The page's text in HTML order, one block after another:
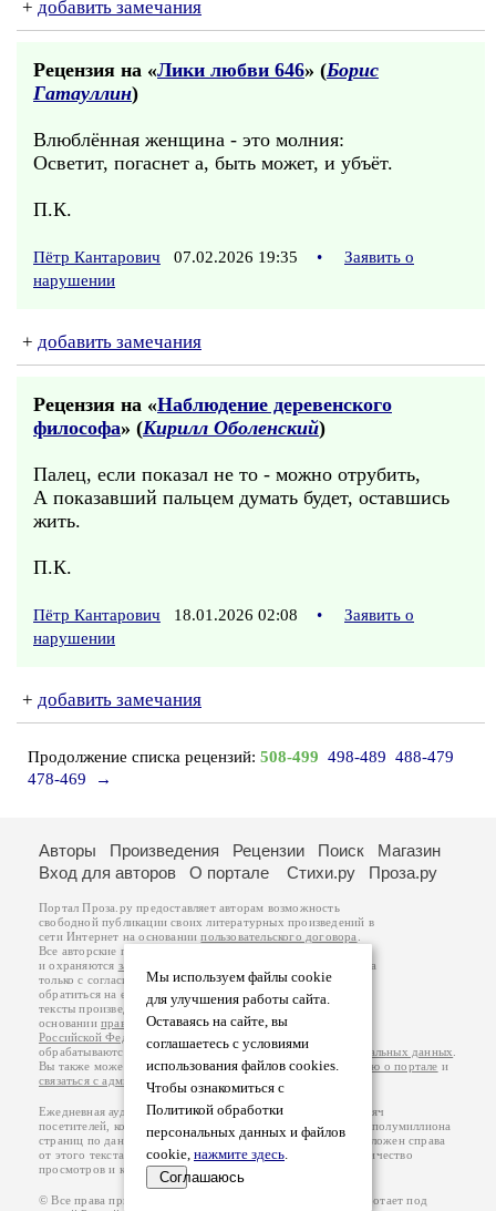
+ добавить замечания
Рецензия на «Лики любви 646» (Борис
Гатауллин)
Влюблённая женщина - это молния:
Осветит, погаснет а, быть может, и убъёт.
П.К.
Пётр Кантарович 07.02.2026 19:35 •
Заявить о
нарушении
+ добавить замечания
Рецензия на «Наблюдение деревенского
философа» (Кирилл Оболенский)
Палец, если показал не то - можно отрубить,
А показавший пальцем думать будет, оставшись
жить.
П.К.
Пётр Кантарович 18.01.2026 02:08 •
Заявить о
нарушении
+ добавить замечания
Продолжение списка рецензий: 508-499 498-489 488-479
478-469
→
Мы используем файлы cookie
для улучшения работы сайта.
Оставаясь на сайте, вы
соглашаетесь с условиями
использования файлов cookies.
Чтобы ознакомиться с
Политикой обработки
персональных данных и файлов
cookie, нажмите здесь.
Соглашаюсь
Авторы Произведения Рецензии Поиск
Магазин
Вход для авторов
О портале Стихи.ру Проза.ру
Портал Проза.ру предоставляет авторам возможность
свободной публикации своих литературных произведений в
сети Интернет на основаниипользовательского договора
Все авторские права на произведения принадлежат авторам
и охраняются законом
. Перепечатка произведений возможна
только с согласия его автора, к которому вы можете
обратиться на его авторской странице. Ответственность за
тексты произведений авторы несут самостоятельно на
основанииправил публикацииизаконодательства
Российской Федерации
обрабатываются на основанииПолитики обработки персональных данных
Вы также можете посмотреть более подробнуюинформацию о портале и
связаться с администрацией
Ежедневная аудитория портала Проза.ру – порядка 100 тысяч
посетителей, которые в общей сумме просматривают более полумиллиона
страниц по данным счетчика посещаемости, который расположен справа
от этого текста. В каждой графе указано по две цифры: количество
просмотров и количество посетителей.
© Все права принадлежат авторам, 2000-2026. Портал работает под